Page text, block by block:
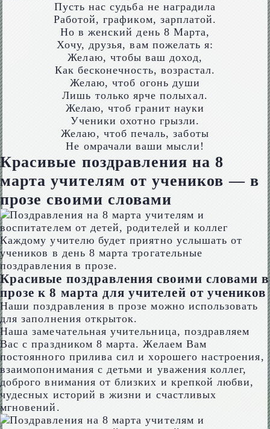
Пусть нас судьба не наградила
Работой, графиком, зарплатой.
Но в женский день 8 Марта,
Хочу, друзья, вам пожелать я:
Желаю, чтобы ваш доход,
Как бесконечность, возрастал.
Желаю, чтоб огонь души
Лишь только ярче полыхал.
Желаю, чтоб гранит науки
Ученики охотно грызли.
Желаю, чтоб печаль, заботы
Не омрачали ваши мысли!
Красивые поздравления на 8
марта учителям от учеников — в
прозе своими словами
Каждому учителю будет приятно услышать от
учеников в день 8 марта трогательные
поздравления в прозе.
Красивые поздравления своими словами в
прозе к 8 марта для учителей от учеников
Наши поздравления в прозе можно использовать
для заполнения открыток.
Наша замечательная учительница, поздравляем
Вас с праздником 8 марта. Желаем Вам
постоянного прилива сил и хорошего настроения,
взаимопонимания с детьми и уважения коллег,
доброго внимания от близких и крепкой любви,
чудесных историй в жизни и счастливых
мгновений.